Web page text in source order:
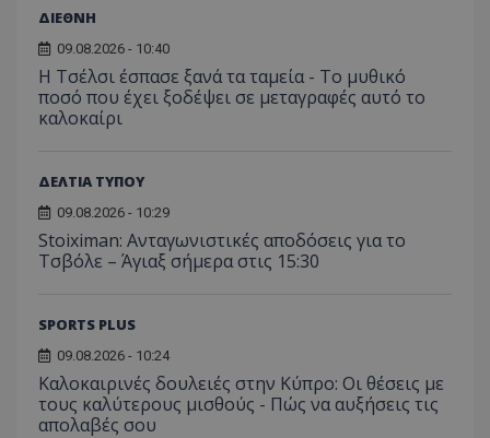
ΔΙΕΘΝΗ
09.08.2026 - 10:40
Η Τσέλσι έσπασε ξανά τα ταμεία - Το μυθικό
ποσό που έχει ξοδέψει σε μεταγραφές αυτό το
καλοκαίρι
ΔΕΛΤΙΑ ΤΥΠΟΥ
09.08.2026 - 10:29
Stoiximan: Ανταγωνιστικές αποδόσεις για το
Τσβόλε – Άγιαξ σήμερα στις 15:30
SPORTS PLUS
09.08.2026 - 10:24
Καλοκαιρινές δουλειές στην Κύπρο: Οι θέσεις με
τους καλύτερους μισθούς - Πώς να αυξήσεις τις
απολαβές σου